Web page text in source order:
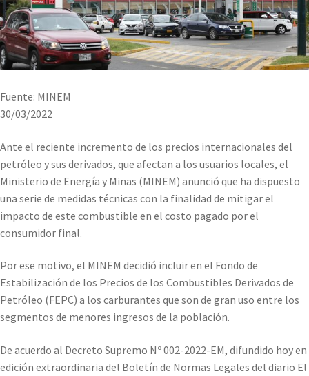
Fuente: MINEM
30/03/2022
Ante el reciente incremento de los precios internacionales del
petróleo y sus derivados, que afectan a los usuarios locales, el
Ministerio de Energía y Minas (MINEM) anunció que ha dispuesto
una serie de medidas técnicas con la finalidad de mitigar el
impacto de este combustible en el costo pagado por el
consumidor final.
Por ese motivo, el MINEM decidió incluir en el Fondo de
Estabilización de los Precios de los Combustibles Derivados de
Petróleo (FEPC) a los carburantes que son de gran uso entre los
segmentos de menores ingresos de la población.
De acuerdo al Decreto Supremo Nº 002-2022-EM, difundido hoy en
edición extraordinaria del Boletín de Normas Legales del diario El